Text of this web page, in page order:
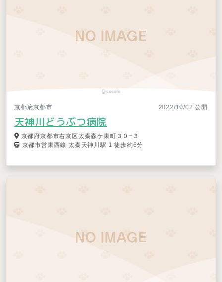
京都府京都市 2022/10/02 公開
天神川どうぶつ病院
京都府京都市右京区太秦森ケ東町３０−３
京都市営東西線 太秦天神川駅 1 徒歩約6分